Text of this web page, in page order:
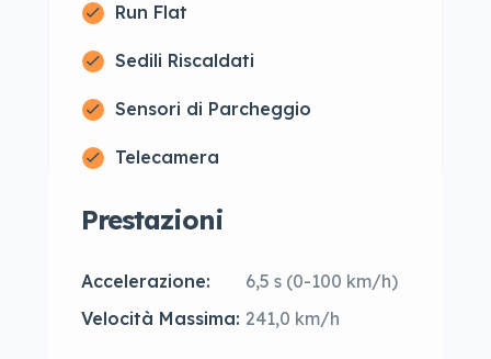
Run Flat
Sedili Riscaldati
Sensori di Parcheggio
Telecamera
Prestazioni
Accelerazione:
6,5 s (0-100 km/h)
Velocità Massima: 241,0 km/h